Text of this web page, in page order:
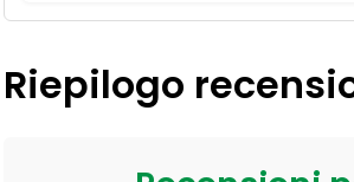
Riepilogo